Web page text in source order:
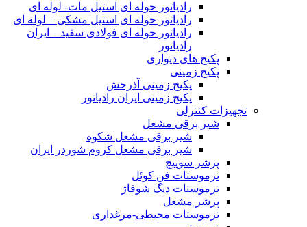
رادیاتور حوله ای استیل مات- لوله ای
رادیاتور حوله ای استیل مشکی – لوله ای
رادیاتور حوله ای فولادی سفید – ایران
رادیاتور
پکیج های دیواری
پکیج زمینی
پکیج زمینی آذرخش
پکیج زمینی ایران رادیاتور
تجهیزات کنترلی
شیر برقی مشعل
شیر برقی مشعل شکوه
شیر برقی مشعل کروم شوردر ایران
پرشر سوییچ
ترموستات فن کوئل
ترموستات دیگ شوفاژ
پرشر مشعل
ترموستات محیطی-مرغداری